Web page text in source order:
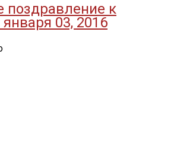
поздравление к
03, 2016